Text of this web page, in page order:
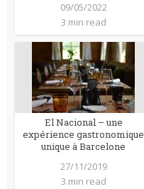
09/05/2022
3 min read
El Nacional – une
expérience gastronomique
unique à Barcelone
27/11/2019
3 min read